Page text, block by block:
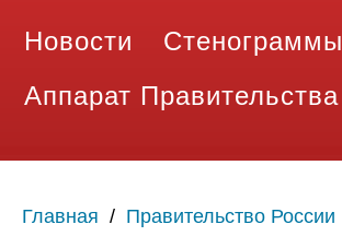
Новости Стенограммы
Аппарат Правительства
Главная / Правительство России